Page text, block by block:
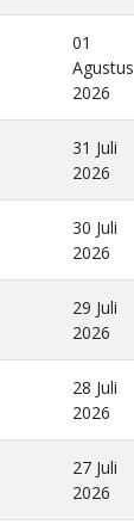
01
Agustus
2026
31 Juli
2026
30 Juli
2026
29 Juli
2026
28 Juli
2026
27 Juli
2026